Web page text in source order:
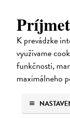
K prevádzke
využívame
funkčnosti,
maximálneho
Ako byť
Jedna z mála kníh
slovenskom